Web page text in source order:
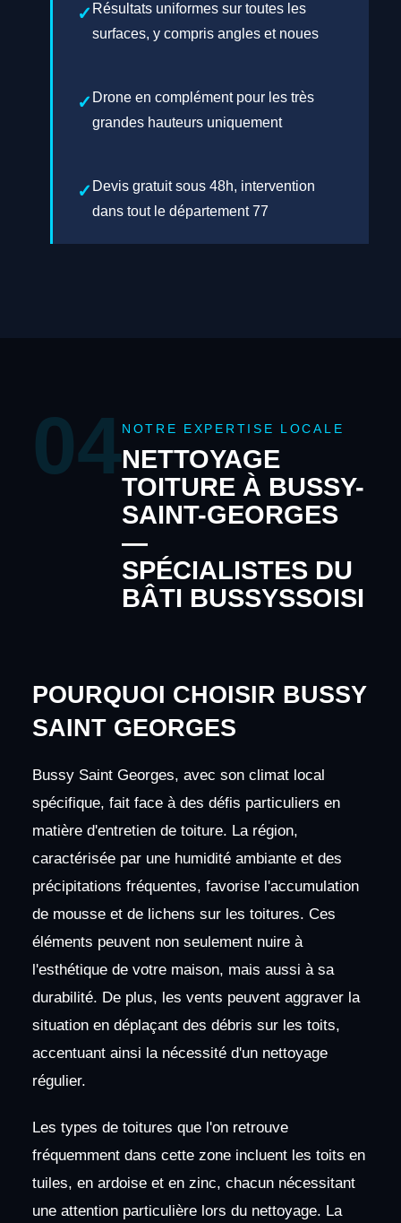
Résultats uniformes sur toutes les
surfaces, y compris angles et noues
Drone en complément pour les très
grandes hauteurs uniquement
Devis gratuit sous 48h, intervention
dans tout le département 77
04NOTRE EXPERTISE LOCALE
NETTOYAGE
TOITURE À BUSSY-
SAINT-GEORGES
—
SPÉCIALISTES DU
BÂTI BUSSYSSOISI
POURQUOI CHOISIR BUSSY
SAINT GEORGES
Bussy Saint Georges, avec son climat local
spécifique, fait face à des défis particuliers en
matière d'entretien de toiture. La région,
caractérisée par une humidité ambiante et des
précipitations fréquentes, favorise l'accumulation
de mousse et de lichens sur les toitures. Ces
éléments peuvent non seulement nuire à
l'esthétique de votre maison, mais aussi à sa
durabilité. De plus, les vents peuvent aggraver la
situation en déplaçant des débris sur les toits,
accentuant ainsi la nécessité d'un nettoyage
régulier.
Les types de toitures que l'on retrouve
fréquemment dans cette zone incluent les toits en
tuiles, en ardoise et en zinc, chacun nécessitant
une attention particulière lors du nettoyage. La